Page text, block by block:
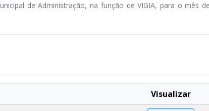
de Administração, na função de VIGIA, para o mês
Visualizar